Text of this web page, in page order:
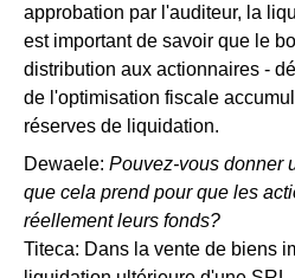
approbation par l'auditeur, la
est important de savoir que le
distribution aux actionnaires -
de l'optimisation fiscale
réserves de liquidation.
Dewaele: Pouvez-vous donner
que cela prend pour que les
réellement leurs fonds?
Titeca: Dans la vente de biens